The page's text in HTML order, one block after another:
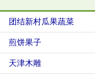
团结新村瓜果蔬菜
煎饼果子
天津木雕